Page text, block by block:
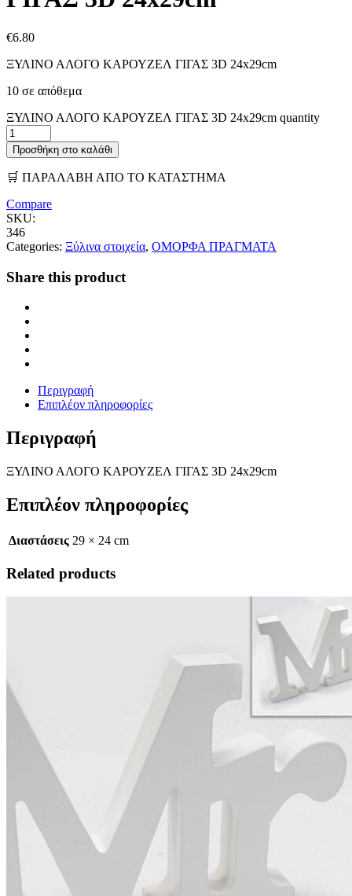
€6.80
ΞΥΛΙΝΟ ΑΛΟΓΟ ΚΑΡΟΥΖΕΛ ΓΙΓΑΣ 3D 24x29cm
10 σε απόθεμα
ΞΥΛΙΝΟ ΑΛΟΓΟ ΚΑΡΟΥΖΕΛ ΓΙΓΑΣ 3D 24x29cm quantity
Προσθήκη στο καλάθι
🛒 ΠΑΡΑΛΑΒΗ ΑΠΟ ΤΟ ΚΑΤΑΣΤΗΜΑ
Compare
SKU:
346
Categories: Ξύλινα στοιχεία, ΟΜΟΡΦΑ ΠΡΑΓΜΑΤΑ
Share this product
Περιγραφή
Επιπλέον πληροφορίες
Περιγραφή
ΞΥΛΙΝΟ ΑΛΟΓΟ ΚΑΡΟΥΖΕΛ ΓΙΓΑΣ 3D 24x29cm
Επιπλέον πληροφορίες
Διαστάσεις 29 × 24 cm
Related products